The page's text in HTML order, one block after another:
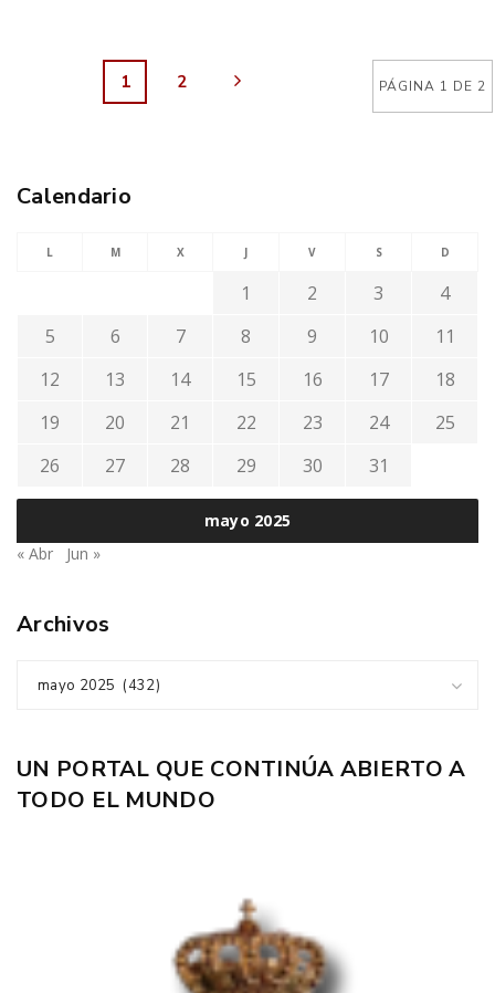
PÁGINA 1 DE 2
1 2
Calendario
mayo 2025
L M X J V S D
1 2 3
4
5
6 7 8 9 10
11
12
13 14 15 16 17
18
19
20 21 22 23 24
25
26
27 28 29 30 31
« Abr Jun »
Archivos
mayo 2025 (432)
UN PORTAL QUE CONTINÚA ABIERTO A
TODO EL MUNDO